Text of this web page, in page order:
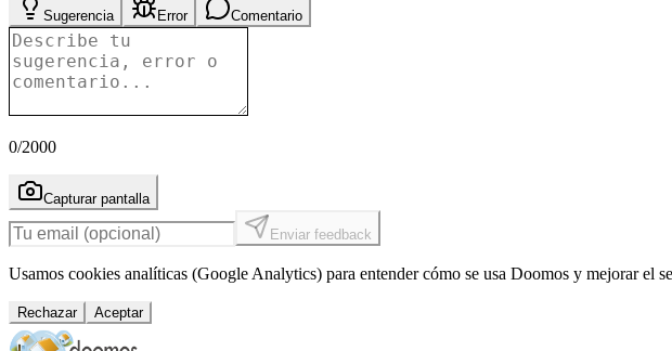
Sugerencia Error Comentario
0/2000
Capturar pantalla
Enviar feedback
Usamos cookies analíticas (Google Analytics) para entender cómo se usa Doomos y mejorar el
Rechazar Aceptar